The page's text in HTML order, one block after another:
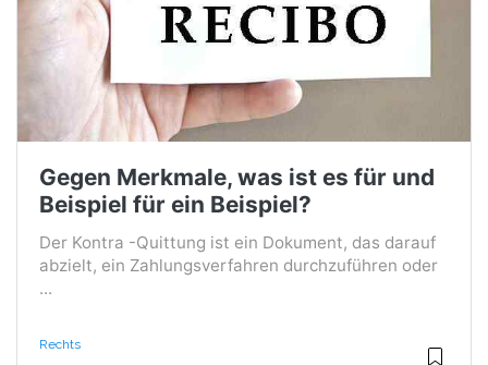
Gegen Merkmale, was ist es für und
Beispiel für ein Beispiel?
Der Kontra -Quittung ist ein Dokument, das darauf
abzielt, ein Zahlungsverfahren durchzuführen oder
...
Rechts